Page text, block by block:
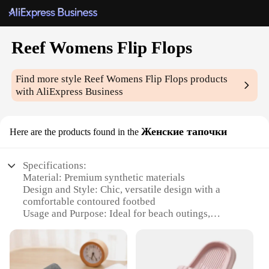
Reef Womens Flip Flops
Find more styleReef Womens Flip Flops products
with AliExpress Business
Here are the products found in the Женские тапочки
Specifications:
Material: Premium synthetic materials
Design and Style: Chic, versatile design with a
comfortable contoured footbed
Usage and Purpose: Ideal for beach outings,
Performance and Property: Durable, non-slip
outsole for secure footing
Parts and Accessories: Includes a set of Reef